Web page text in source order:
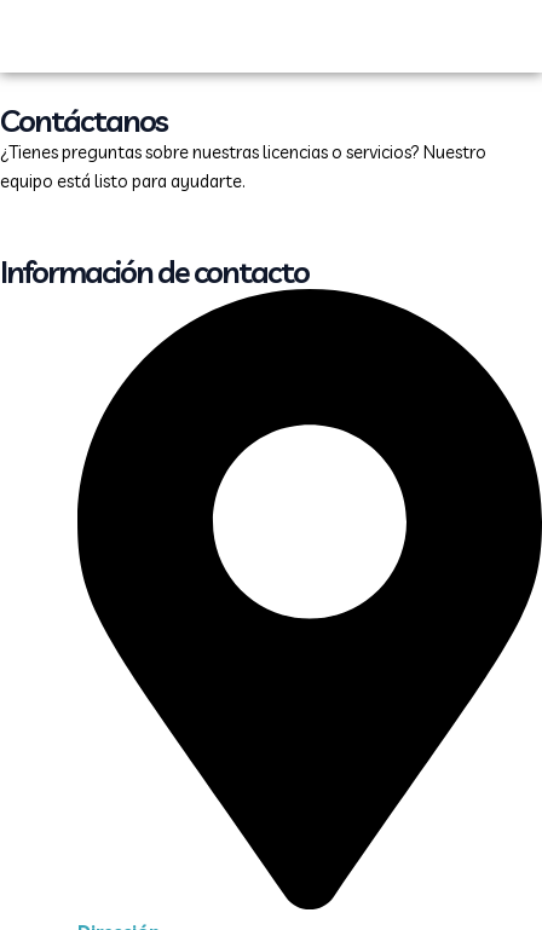
contenido
Contáctanos
¿Tienes preguntas sobre nuestras licencias o servicios? Nuestro
equipo está listo para ayudarte.
Información de contacto